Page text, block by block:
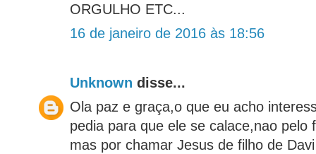
ORGULHO ETC...
16 de janeiro de 2016 às 18:56
Unknown disse...
Ola paz e graça,o que eu acho
pedia para que ele se calace,nao pelo
mas por chamar Jesus de filho de